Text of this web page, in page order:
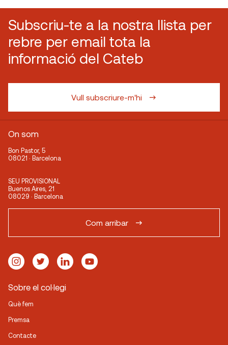
Subscriu-te a la nostra llista per
rebre per email tota la
informació del Cateb
Vull subscriure-m'hi
On som
Bon Pastor, 5
08021 · Barcelona
SEU PROVISIONAL
Buenos Aires, 21
08029 · Barcelona
Com arribar
Sobre el col·legi
Què fem
Premsa
Contacte